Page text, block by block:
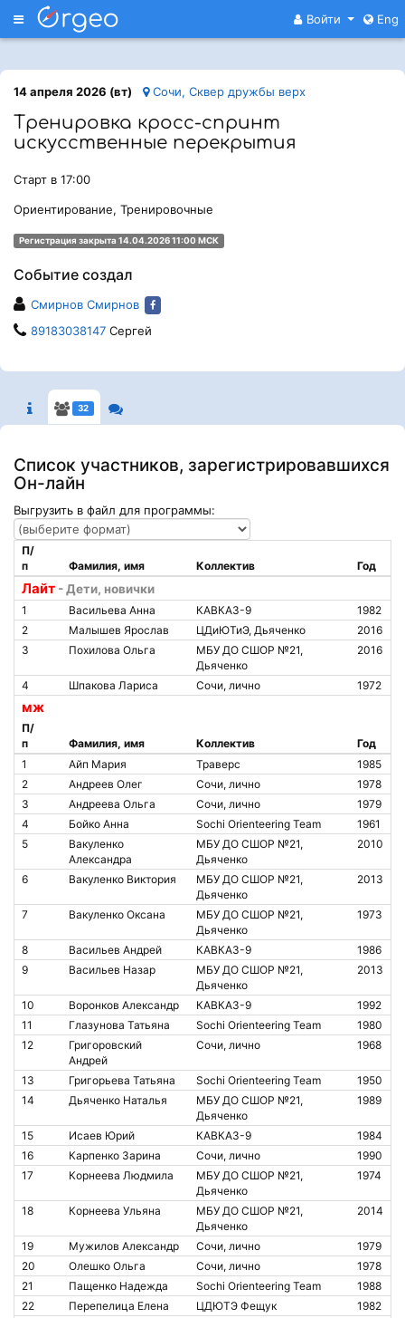
Меню Войти Eng
14 апреля 2026 (вт) Сочи, Сквер дружбы верх
Тренировка кросс-спринт
искусственные перекрытия
Старт в 17:00
Ориентирование, Тренировочные
Регистрация закрыта 14.04.2026 11:00 МСК
Событие создал
Смирнов Смирнов
89183038147 Сергей
32
Список участников, зарегистрировавшихся
Он-лайн
Выгрузить в файл для программы:
Лайт - Дети, новички
П/
п
Фамилия, имя Коллектив Год
1 Васильева Анна КАВКАЗ-9
1982
2
Малышев Ярослав ЦДиЮТиЭ, Дьяченко
2016
3
Похилова Ольга
МБУ ДО СШОР №21,
Дьяченко
2016
4 Шпакова Лариса Сочи, лично 1972
мж
П/
п
Фамилия, имя Коллектив
Год
1
Айп Мария Траверс
1985
2
Андреев Олег Сочи, лично
1978
3
Андреева Ольга Сочи, лично
1979
4
Бойко Анна Sochi Orienteering Team
1961
5
Вакуленко
Александра
МБУ ДО СШОР №21,
Дьяченко
2010
6 Вакуленко Виктория
МБУ ДО СШОР №21,
Дьяченко
2013
7 Вакуленко Оксана
МБУ ДО СШОР №21,
Дьяченко
1973
8 Васильев Андрей КАВКАЗ-9
1986
9
Васильев Назар
МБУ ДО СШОР №21,
Дьяченко
2013
10 Воронков Александр КАВКАЗ-9
1992
11
Глазунова Татьяна Sochi Orienteering Team
1980
12
Григоровский
Андрей
Сочи, лично 1968
13 Григорьева Татьяна Sochi Orienteering Team
1950
14
Дьяченко Наталья
МБУ ДО СШОР №21,
Дьяченко
1989
15 Исаев Юрий КАВКАЗ-9
1984
16
Карпенко Зарина Сочи, лично
1990
17
Корнеева Людмила
МБУ ДО СШОР №21,
Дьяченко
1974
18 Корнеева Ульяна
МБУ ДО СШОР №21,
Дьяченко
2014
19 Мужилов Александр Сочи, лично
1979
20
Олешко Ольга Сочи, лично
1978
21
Пащенко Надежда Sochi Orienteering Team
1988
22
Перепелица Елена ЦДЮТЭ Фещук
1982